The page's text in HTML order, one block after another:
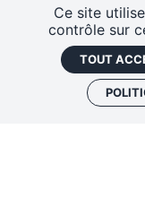
Ce site
contrôle sur
TOUT